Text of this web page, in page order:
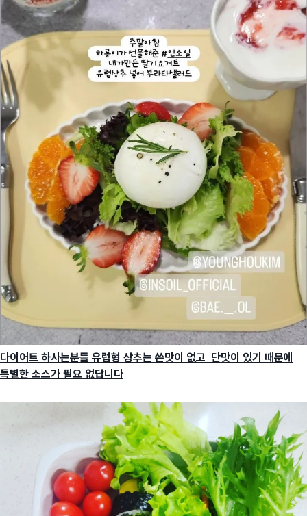
다이어트 하사는분들 유럽형 상추는 쓴맛이 없고 단맛이 있기 때문에
특별한 소스가 필요 없답니다